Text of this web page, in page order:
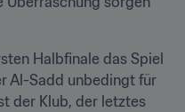
Halbfinale das Spiel
Al-Sadd unbedingt für
der Klub, der letztes